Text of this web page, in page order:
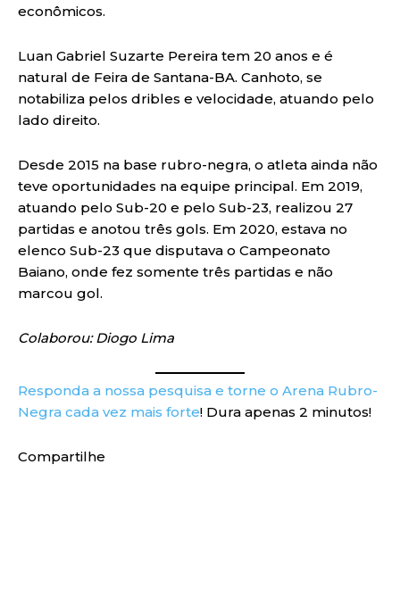
econômicos.
Luan Gabriel Suzarte Pereira tem 20 anos e é
natural de Feira de Santana-BA. Canhoto, se
notabiliza pelos dribles e velocidade, atuando pelo
lado direito.
Desde 2015 na base rubro-negra, o atleta ainda não
teve oportunidades na equipe principal. Em 2019,
atuando pelo Sub-20 e pelo Sub-23, realizou 27
partidas e anotou três gols. Em 2020, estava no
elenco Sub-23 que disputava o Campeonato
Baiano, onde fez somente três partidas e não
marcou gol.
Colaborou: Diogo Lima
Responda a nossa pesquisa e torne o Arena Rubro-
Negra cada vez mais forte! Dura apenas 2 minutos!
Compartilhe